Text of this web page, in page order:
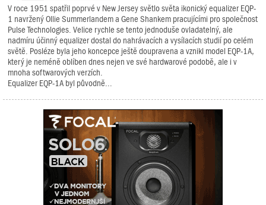
V roce 1951 spatřil poprvé v New Jersey světlo světa ikonický equalizer EQP-
1 navržený Ollie Summerlandem a Gene Shankem pracujícími pro společnost
Pulse Technologies. Velice rychle se tento jednoduše ovladatelný, ale
nadmíru účinný equalizer dostal do nahrávacích a vysílacích studií po celém
světě. Posléze byla jeho koncepce ještě doupravena a vznikl model EQP-1A,
který je neméně oblíben dnes nejen ve své hardwarové podobě, ale i v
mnoha softwarových verzích.
Equalizer EQP-1A byl původně...